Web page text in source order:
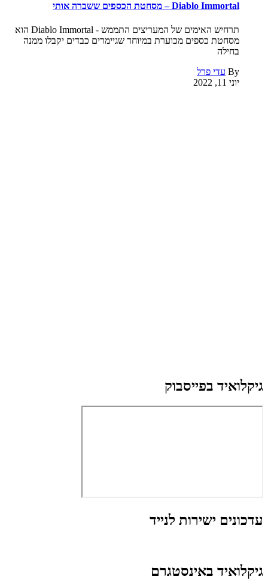
Diablo Immortal – מסחטת הכספים ששברה אותי
תרחיש האימים של המעריצים התממש - Diablo Immortal הוא
מסחטת כספים מכוערת במיוחד שגיימרים כבדים יקבלו ממנה
בחילה
By עדי פרל
יוני 11, 2022
גיקלואיד בפייסבוק
עדכונים ישירות לנייד
גיקלואיד באינסטגרם